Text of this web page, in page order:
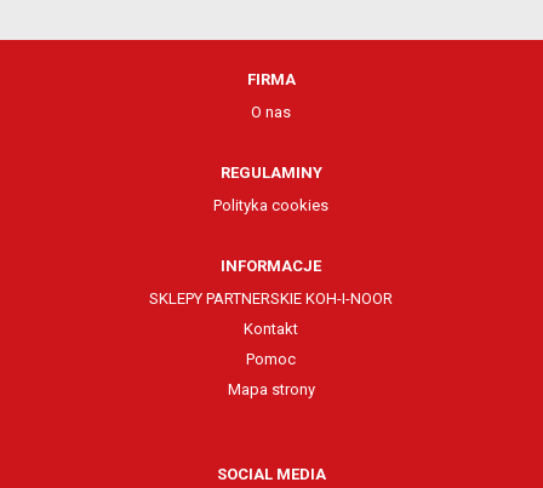
FIRMA
O nas
REGULAMINY
Polityka cookies
INFORMACJE
SKLEPY PARTNERSKIE KOH-I-NOOR
Kontakt
Pomoc
Mapa strony
SOCIAL MEDIA